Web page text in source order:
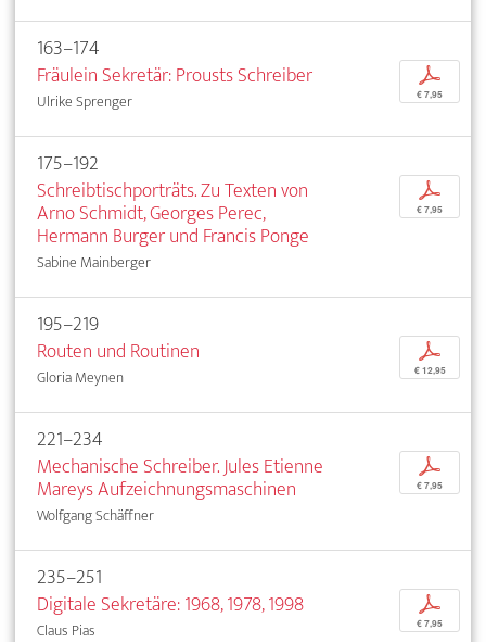
163–174
Fräulein Sekretär: Prousts Schreiber
Ulrike Sprenger
p
€ 7,95
175–192
Schreibtischporträts. Zu Texten von
Arno Schmidt, Georges Perec,
Hermann Burger und Francis Ponge
Sabine Mainberger
p
€ 7,95
195–219
Routen und Routinen
Gloria Meynen
p
€ 12,95
221–234
Mechanische Schreiber. Jules Etienne
Mareys Aufzeichnungsmaschinen
Wolfgang Schäffner
p
€ 7,95
235–251
Digitale Sekretäre: 1968, 1978, 1998
Claus Pias
p
€ 7,95